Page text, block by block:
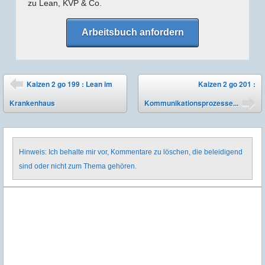
zu Lean, KVP & Co.
Arbeitsbuch anfordern
Post navigation
⬅
Kaizen 2 go 199 : Lean im
Krankenhaus
Kaizen 2 go 201 :
Kommunikationsprozesse...
Hinweis: Ich behalte mir vor, Kommentare zu löschen, die beleidigend
sind oder nicht zum Thema gehören.